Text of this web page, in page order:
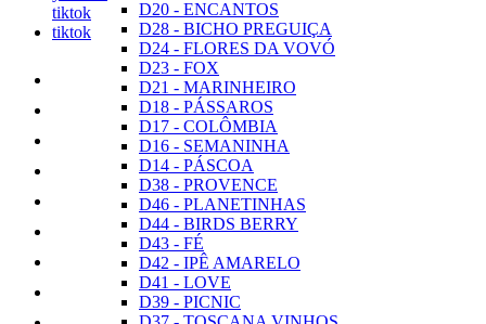
D20 - ENCANTOS
D28 - BICHO PREGUIÇA
D24 - FLORES DA VOVÓ
D23 - FOX
D21 - MARINHEIRO
D18 - PÁSSAROS
D17 - COLÔMBIA
D16 - SEMANINHA
D14 - PÁSCOA
D38 - PROVENCE
D46 - PLANETINHAS
D44 - BIRDS BERRY
D43 - FÉ
D42 - IPÊ AMARELO
D41 - LOVE
D39 - PICNIC
tiktok
tiktok